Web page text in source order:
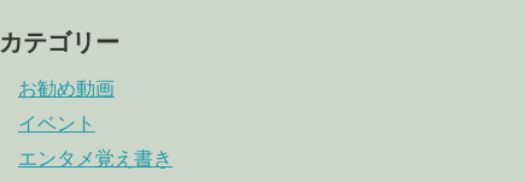
カテゴリー
お勧め動画
イベント
エンタメ覚え書き